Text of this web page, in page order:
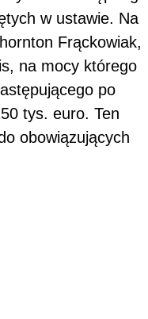
w ustawie. Na
Frąckowiak,
na mocy którego
po
tys. euro. Ten
obowiązujących